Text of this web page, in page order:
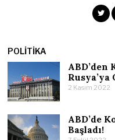
POLITIKA
ABD’den
2 Kasım 2022
ABD’de
Başladı!